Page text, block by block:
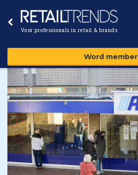
Voor professionals in retail & brands
Word member